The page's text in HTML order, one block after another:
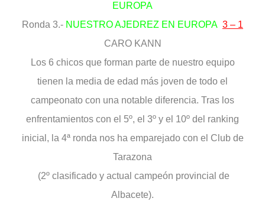
EUROPA
Ronda 3.- NUESTRO AJEDREZ EN EUROPA 3 – 1
CARO KANN
Los 6 chicos que forman parte de nuestro equipo
tienen la media de edad más joven de todo el
campeonato con una notable diferencia. Tras los
enfrentamientos con el 5º, el 3º y el 10º del ranking
inicial, la 4ª ronda nos ha emparejado con el Club de
Tarazona
(2º clasificado y actual campeón provincial de
Albacete).